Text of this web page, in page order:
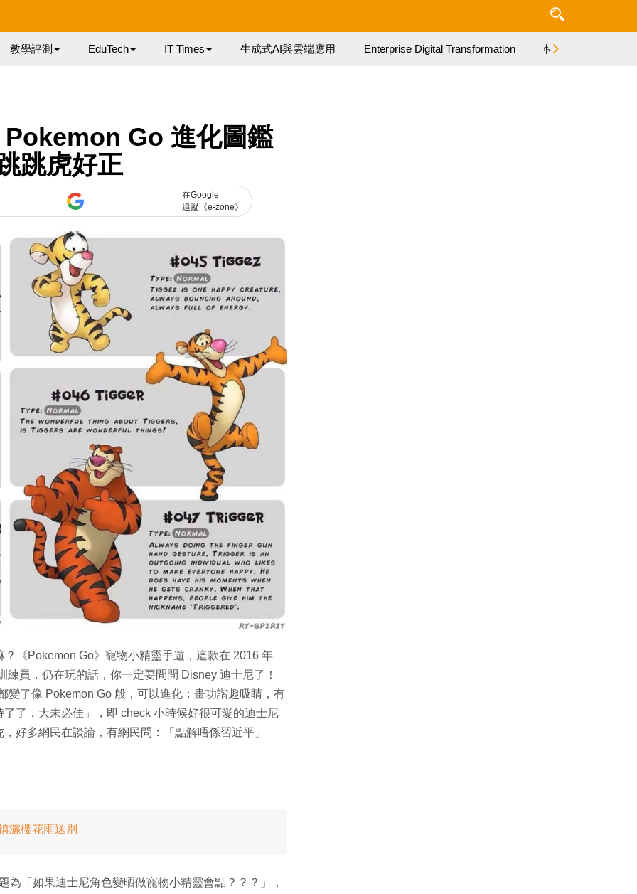
教學評測 EduTech IT Times 生成式AI與雲端應用 Enterprise Digital Transformation 特集
Go 進化圖鑑
跳虎好正
在Google
追蹤《e-zone》
《Pokemon Go》寵物小精靈手遊，這款在 2016 年
員，仍在玩的話，你一定要問問 Disney 迪士尼了！
變了像 Pokemon Go 般，可以進化；畫功諧趣吸睛，有
了，大未必佳」，即 check 小時候好很可愛的迪士尼
好多網民在談論，有網民問：「點解唔係習近平」
灑櫻花雨送別
「如果迪士尼角色變晒做寵物小精靈會點？？？」，